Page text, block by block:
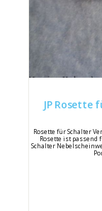
JP Rosette für Schalter Chrom Porsche 911 68-73
Rosette für Schalter
Rosette ist
Schalter